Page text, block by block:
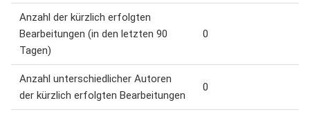
Anzahl der kürzlich erfolgten
Bearbeitungen (in den letzten 90
Tagen)
0
Anzahl unterschiedlicher Autoren
der kürzlich erfolgten Bearbeitungen
0